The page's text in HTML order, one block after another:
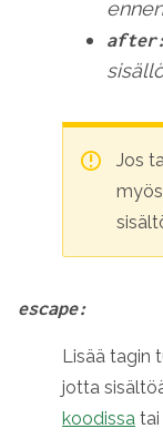
Jos
escape:
Lisää tagin
jotta
koodissa tai